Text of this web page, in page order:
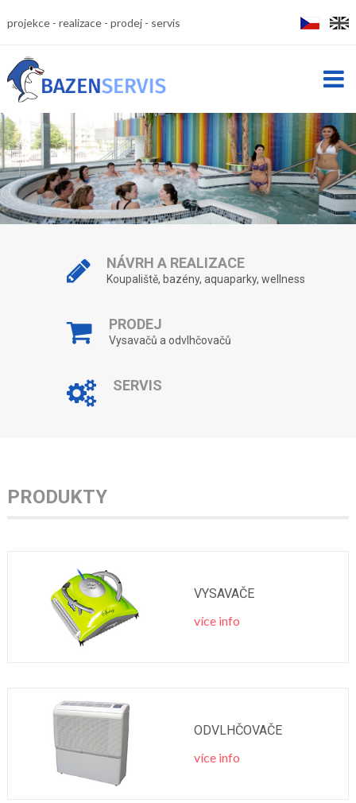
projekce realizace prodej servis
NÁVRH A REALIZACE
Koupaliště, bazény, aquaparky, wellness
PRODEJ
Vysavačů a odvlhčovačů
SERVIS
PRODUKTY
VYSAVAČE
více info
ODVLHČOVAČE
více info